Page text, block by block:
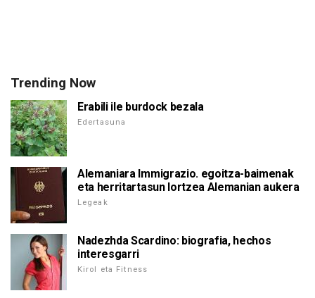
Trending Now
Erabili ile burdock bezala
Edertasuna
Alemaniara Immigrazio. egoitza-baimenak
eta herritartasun lortzea Alemanian aukera
Legeak
Nadezhda Scardino: biografia, hechos
interesgarri
Kirol eta Fitness